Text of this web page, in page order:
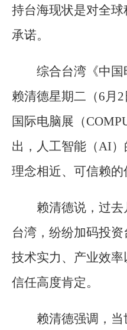
持台海现状是对全
承诺。
综合台湾《中国
赖清德星期二（6月
国际电脑展（
出，人工智能（AI
理念相近、可信赖的
赖清德说，过
台湾，纷纷加码投
技术实力、产业效
信任高度肯定。
赖清德强调，